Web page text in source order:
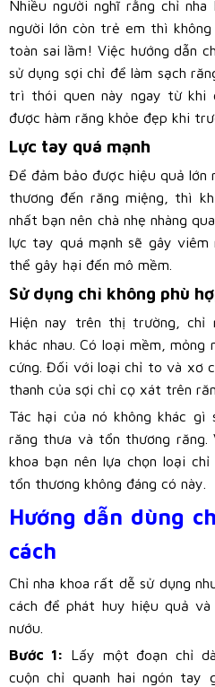
Nhiều người nghĩ rằng chỉ
người lớn còn trẻ em thì
toàn sai lầm! Việc hướng dẫn
sử dụng sợi chỉ để làm sạch
trì thói quen này ngay từ khi
được hàm răng khỏe đẹp khi
Lực tay quá mạnh
Để đảm bảo được hiệu quả lớn
thương đến răng miệng, thì
nhất bạn nên chà nhẹ nhàng
lực tay quá mạnh sẽ gây
thể gây hại đến mô mềm.
Sử dụng chỉ không phù
Hiện nay trên thị trường, chỉ
khác nhau. Có loại mềm,
cứng. Đối với loại chỉ to và xơ
thanh của sợi chỉ cọ xát trên
Tác hại của nó không khác
răng thưa và tổn thương răng.
khoa bạn nên lựa chọn loại
tổn thương không đáng có này.
Hướng dẫn dùng
cách
Chỉ nha khoa rất dễ sử dụng
cách để phát huy hiệu quả
nướu.
Bước 1: Lấy một đoạn chỉ
cuộn chỉ quanh hai ngón tay